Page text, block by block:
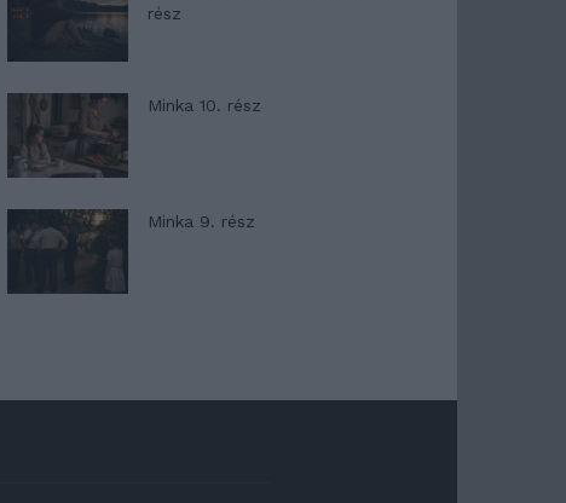
rész
Minka 10. rész
Minka 9. rész